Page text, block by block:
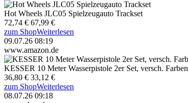
Hot Wheels JLC05 Spielzeugauto Trackset
72,74 € 67,99 €
zum ShopWeiterlesen
09.07.26 08:19
www.amazon.de
KESSER 10 Meter Wasserpistole 2er Set, versch. Farben
36,80 € 33,12 €
zum ShopWeiterlesen
08.07.26 09:18